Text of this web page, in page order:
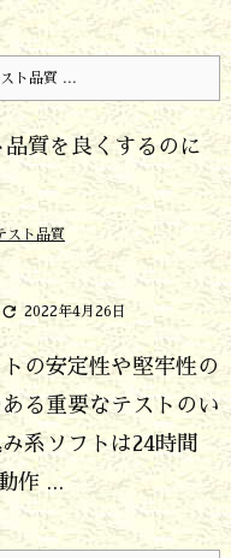
ト品質 ...
質を良くするのに
スト品質
 2022年4月26日
の安定性や堅牢性の
る重要なテストのい
系ソフトは24時間
作 ...